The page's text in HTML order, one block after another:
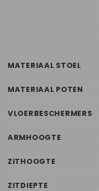
MATERIAAL STOEL
MATERIAAL POTEN
VLOERBESCHERMERS
ARMHOOGTE
ZITHOOGTE
ZITDIEPTE